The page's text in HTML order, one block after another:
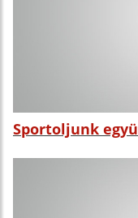
Sportoljunk